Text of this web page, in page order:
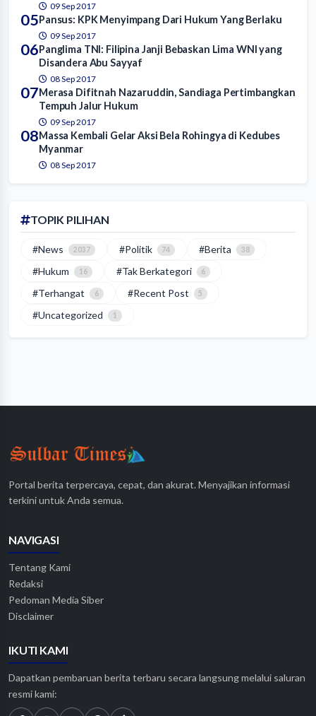
09 Sep 2017
05Pansus: KPK Menyimpang Dari Hukum Yang Berlaku
09 Sep 2017
06Panglima TNI: Filipina Janji Bebaskan Lima WNI yang
Disandera Abu Sayyaf
08 Sep 2017
07Merasa Difitnah Nazaruddin, Sandiaga Pertimbangkan
Tempuh Jalur Hukum
09 Sep 2017
08Massa Kembali Gelar Aksi Bela Rohingya di Kedubes
Myanmar
08 Sep 2017
TOPIK PILIHAN
#News 2037 #Politik 74 #Berita 38
#Hukum 16 #Tak Berkategori 6
#Terhangat 6 #Recent Post 5
#Uncategorized 1
Portal berita terpercaya, cepat, dan akurat. Menyajikan informasi
terkini untuk Anda semua.
NAVIGASI
Tentang Kami
Redaksi
Pedoman Media Siber
Disclaimer
IKUTI KAMI
Dapatkan pembaruan berita terbaru secara langsung melalui saluran
resmi kami: